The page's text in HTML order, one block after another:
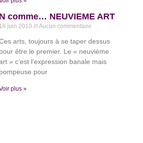
N comme… NEUVIEME ART
16 juin 2010 Aucun commentaire
arts, toujours à se taper dessus
pour être le premier. Le « neuvième
» c’est l’expression banale mais
pompeuse pour
plus »